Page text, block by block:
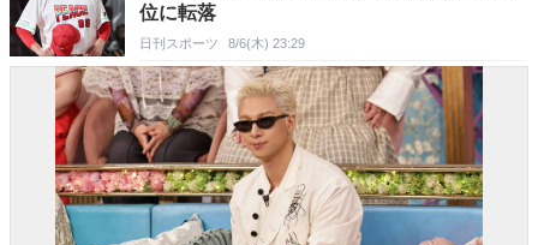
位に転落
日刊スポーツ 8/6(木) 23:29